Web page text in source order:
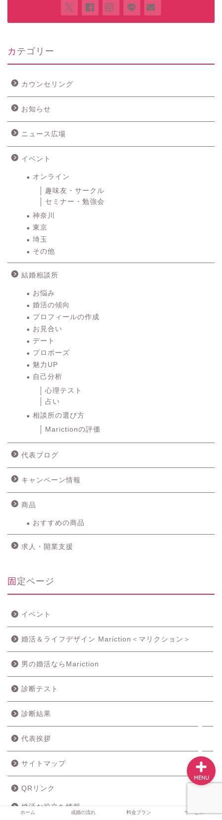
カテゴリー
カウンセリング
お知らせ
ニュース広場
イベント
オンライン
趣味友・サークル
セミナー・勉強会
神奈川
東京
埼玉
その他
結婚相談所
お悩み
婚活の傾向
プロフィールの作成
お見合い
デート
プロポーズ
魅力UP
自己分析
心理テスト
占い
相談所の選び方
Marictionの評価
代表ブログ
キャンペーン情報
商品
おすすめの商品
求人・開業支援
固定ページ
イベント
婚活＆ライフデザイン Mariction＜マリクション＞
男の婚活ならMariction
診断テスト
診断結果
代表挨拶
サイトマップ
QRリンク
婚活お役立ち情報
ホーム 成婚の流れ 料金プラン サービス
MENU
ホーム